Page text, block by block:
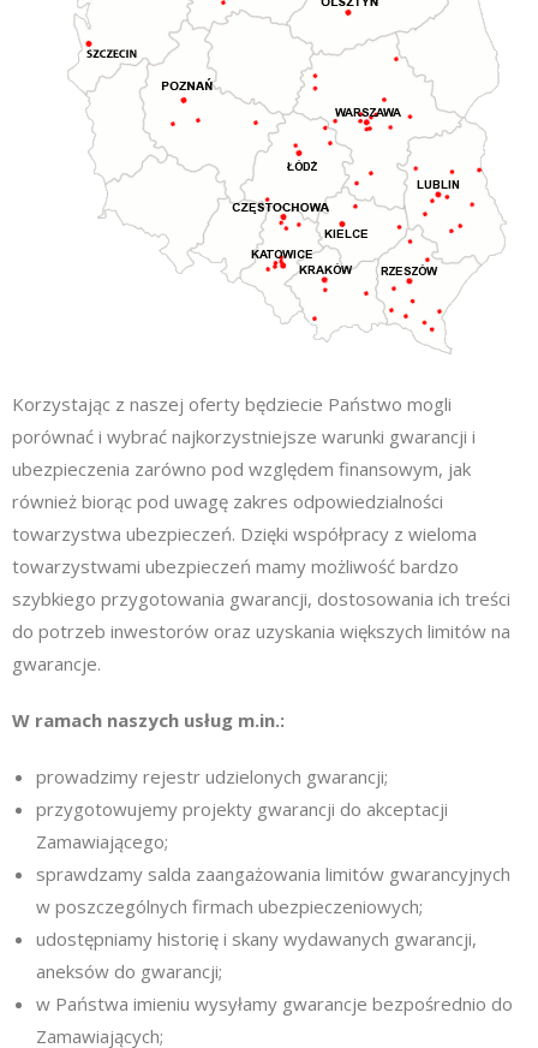
Korzystając z naszej oferty będziecie Państwo mogli
porównać i wybrać najkorzystniejsze warunki gwarancji i
ubezpieczenia zarówno pod względem finansowym, jak
również biorąc pod uwagę zakres odpowiedzialności
towarzystwa ubezpieczeń. Dzięki współpracy z wieloma
towarzystwami ubezpieczeń mamy możliwość bardzo
szybkiego przygotowania gwarancji, dostosowania ich treści
do potrzeb inwestorów oraz uzyskania większych limitów na
gwarancje.
W ramach naszych usług m.in.:
prowadzimy rejestr udzielonych gwarancji;
przygotowujemy projekty gwarancji do akceptacji
Zamawiającego;
sprawdzamy salda zaangażowania limitów gwarancyjnych
w poszczególnych firmach ubezpieczeniowych;
udostępniamy historię i skany wydawanych gwarancji,
aneksów do gwarancji;
w Państwa imieniu wysyłamy gwarancje bezpośrednio do
Zamawiających;